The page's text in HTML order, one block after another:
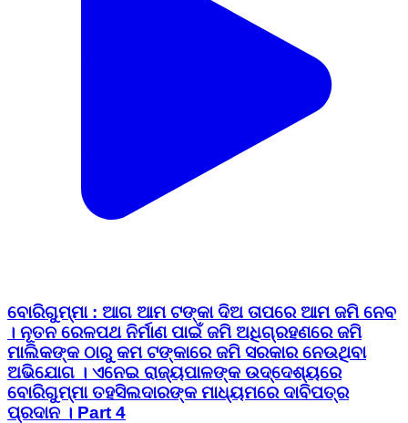
ବୋରିଗୁମ୍ମା : ଆଗ ଆମ ଟଙ୍କା ଦିଅ ତାପରେ ଆମ ଜମି ନେବ
। ନୂତନ ରେଳପଥ ନିର୍ମାଣ ପାଇଁ ଜମି ଅଧିଗ୍ରହଣରେ ଜମି
ମାଲିକଙ୍କ ଠାରୁ କମ ଟଙ୍କାରେ ଜମି ସରକାର ନେଉଥିବା
ଅଭିଯୋଗ । ଏନେଇ ରାଜ୍ୟପାଳଙ୍କ ଉଦ୍ଦେଶ୍ୟରେ
ବୋରିଗୁମ୍ମା ତହସିଲଦାରଙ୍କ ମାଧ୍ୟମରେ ଦାବିପତ୍ର
ପ୍ରଦାନ । Part 4